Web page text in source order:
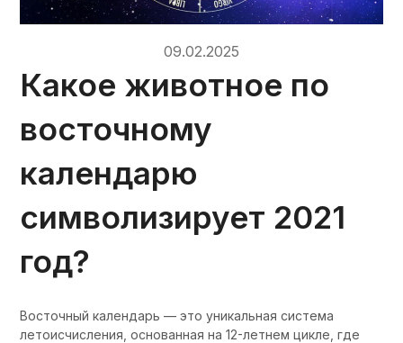
09.02.2025
Какое животное по
восточному
календарю
символизирует 2021
год?
Восточный календарь — это уникальная система
летоисчисления, основанная на 12-летнем цикле, где